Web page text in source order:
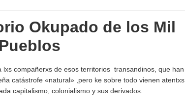
Okupado de los Mil
Pueblos
compañerxs de esos territorios transandinos, que han
catástrofe «natural» ,pero ke sobre todo vienen atentxs
capitalismo, colonialismo y sus derivados.